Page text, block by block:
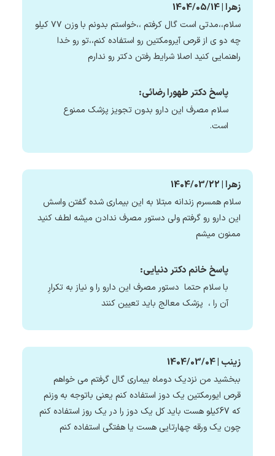
زهرا | 1404/05/14
سلام،،مدتی است گال کرفتم ،،خواستم بدونم با وزن ۷۷ کیلو
چه دو ی از قرص آیرومکتین رو استفاده کنم،،تو رو خدا
راهنمایی کنید اصلا شرایط رفتن دکتر رو ندارم
پاسخ دکتر طهورا رضائی:
سلام مصرف این دارو بدون تجویز پزشک ممنوع
است.
زهرا | 1404/03/22
سلام همسرم زندانه مبتلا به این بیماری شده گفتن واسش
این دارو رو گرفتم ولی دستور مصرف ندادن میشه لطف کنید
ممنون میشم
پاسخ خانم دکتر دنیایی:
با سلام حتما دستور مصرف این دارو را و نیاز به تکرارِ
آن را ، پزشک معالج باید تعیین کنند
زینب | 1404/03/04
ببخشید من نزدیک دوماه بیماری گال گرفتم می خواهم
قرص ایورمکتین یک دوز استفاده کنم یعنی باتوجه به وزنم
که 67کیلو هست باید کل یک دوز را در یک روز استفاده کنم
چون یک ورقه چهارتایی هست یا هفتگی استفاده کنم